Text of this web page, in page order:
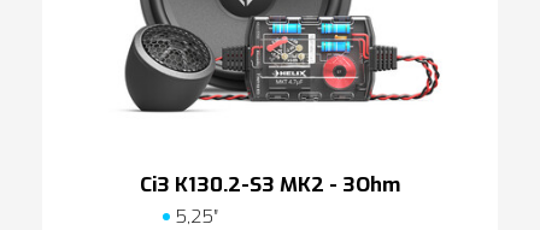
Ci3 K130.2-S3 MK2 - 3Ohm
5,25″